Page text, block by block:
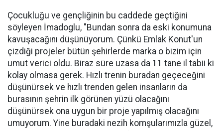
Çocukluğu ve gençliğinin bu caddede geçtiğini
söyleyen İmadoglu, "Bundan sonra da eski konumuna
kavuşacağını düşünüyorum. Çünkü Emlak Konut'un
çizdiği projeler bütün şehirlerde marka o bizim için
umut verici oldu. Biraz süre uzasa da 11 tane il tabii ki
kolay olmasa gerek. Hızlı trenin buradan geçeceğini
düşünürsek ve hızlı trenden gelen insanların da
burasının şehrin ilk görünen yüzü olacağını
düşünürsek ona uygun bir proje yapılmış olacağını
umuyorum. Yine buradaki nezih komşularımızla güzel,